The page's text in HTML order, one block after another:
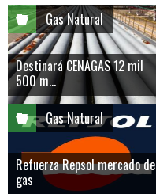
Gas Natural
Destinará CENAGAS 12 mil
500 m...
Gas Natural
Refuerza Repsol mercado de
gas